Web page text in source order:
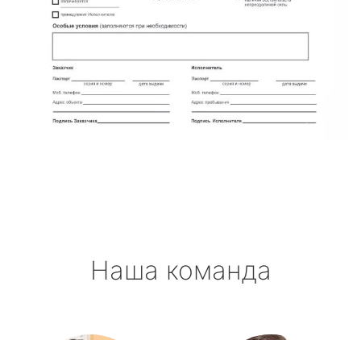
Наша команда